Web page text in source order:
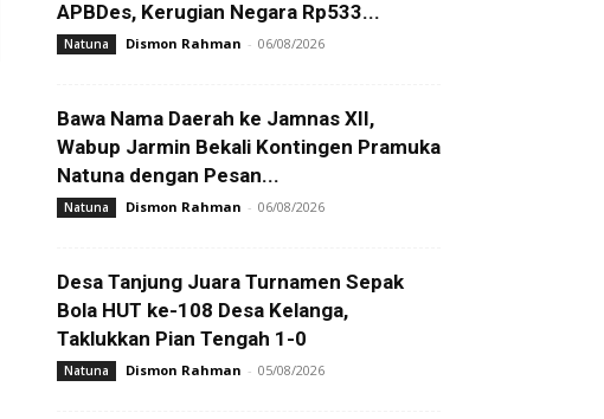
APBDes, Kerugian Negara Rp533...
Natuna Dismon Rahman - 06/08/2026
Bawa Nama Daerah ke Jamnas XII,
Wabup Jarmin Bekali Kontingen Pramuka
Natuna dengan Pesan...
Natuna Dismon Rahman - 06/08/2026
Desa Tanjung Juara Turnamen Sepak
Bola HUT ke-108 Desa Kelanga,
Taklukkan Pian Tengah 1-0
Natuna Dismon Rahman - 05/08/2026